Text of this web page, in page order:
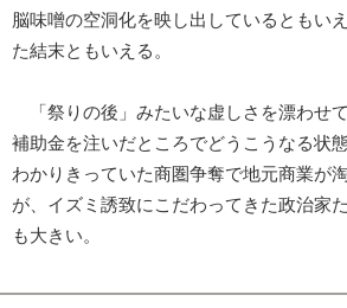
脳味噌の空洞化を映し出しているともい
た結末ともいえる。
「祭りの後」みたいな虚しさを漂わせ
補助金を注いだところでどうこうなる状
わかりきっていた商圏争奪で地元商業が
が、イズミ誘致にこだわってきた政治家
も大きい。